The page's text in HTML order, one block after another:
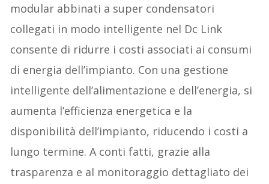
modular abbinati a super condensatori
collegati in modo intelligente nel Dc Link
consente di ridurre i costi associati ai consumi
di energia dell’impianto. Con una gestione
intelligente dell’alimentazione e dell’energia, si
aumenta l’efficienza energetica e la
disponibilità dell’impianto, riducendo i costi a
lungo termine. A conti fatti, grazie alla
trasparenza e al monitoraggio dettagliato dei